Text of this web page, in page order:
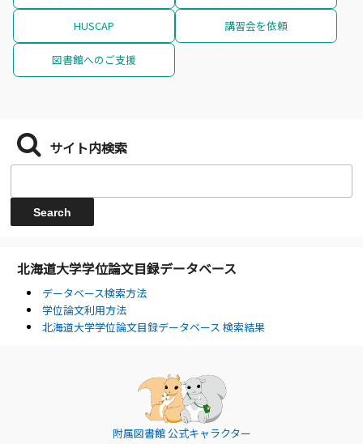
HUSCAP 講習会を依頼
図書館へのご支援
サイト内検索
北海道大学学位論文目録データベース
データベース検索方法
学位論文利用方法
北海道大学学位論文目録データベース 検索結果
附属図書館 公式キャラクター